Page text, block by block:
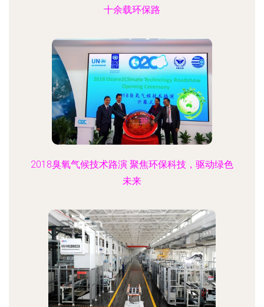
十余载环保路
2018臭氧气候技术路演 聚焦环保科技，驱动绿色
未来